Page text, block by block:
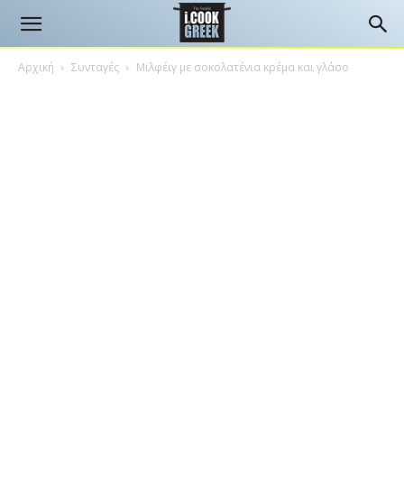
Αρχική Συνταγές Μιλφέιγ με σοκολατένια κρέμα και γλάσο